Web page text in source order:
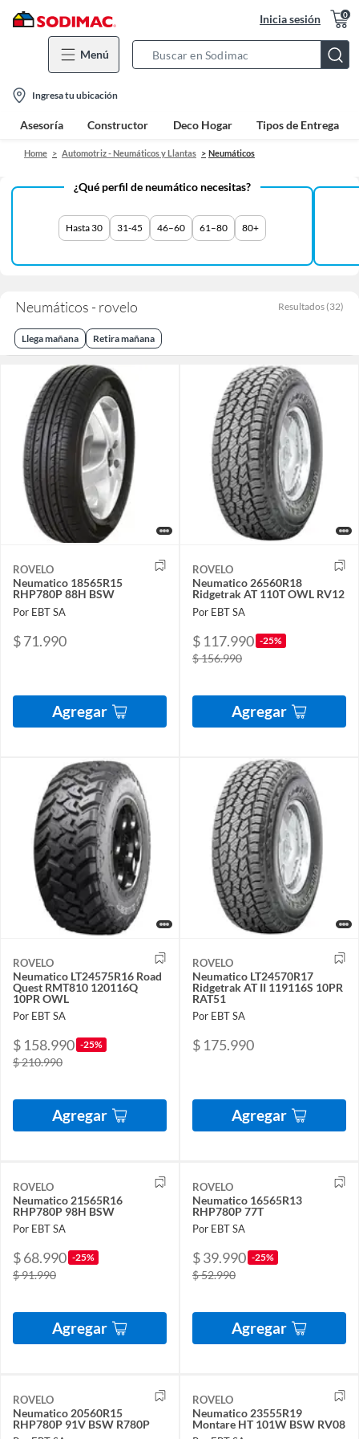
Inicia sesión 0
Menú
Bar
location-
icon
Ingresa tu ubicación
Asesoría Constructor Deco Hogar Tipos de Entrega
Home Automotriz - Neumáticos y Llantas Neumáticos
¿Qué perfil de neumático necesitas?
Hasta 30 31-45 46–60 61–80 80+
Neumáticos - rovelo Resultados (32)
Llega mañana Retira mañana
ROVELO
Neumatico 18565R15
RHP780P 88H BSW
Por EBT SA
$ 71.990
Agregar
ROVELO
Neumatico 26560R18
Ridgetrak AT 110T OWL RV12
Por EBT SA
$ 117.990 -25%
$ 156.990
Agregar
ROVELO
Neumatico LT24575R16 Road
Quest RMT810 120116Q
10PR OWL
Por EBT SA
$ 158.990 -25%
$ 210.990
Agregar
ROVELO
Neumatico LT24570R17
Ridgetrak AT II 119116S 10PR
RAT51
Por EBT SA
$ 175.990
Agregar
ROVELO
Neumatico 21565R16
RHP780P 98H BSW
Por EBT SA
$ 68.990 -25%
$ 91.990
Agregar
ROVELO
Neumatico 16565R13
RHP780P 77T
Por EBT SA
$ 39.990 -25%
$ 52.990
Agregar
ROVELO
Neumatico 20560R15
RHP780P 91V BSW R780P
ROVELO
Neumatico 23555R19
Montare HT 101W BSW RV08